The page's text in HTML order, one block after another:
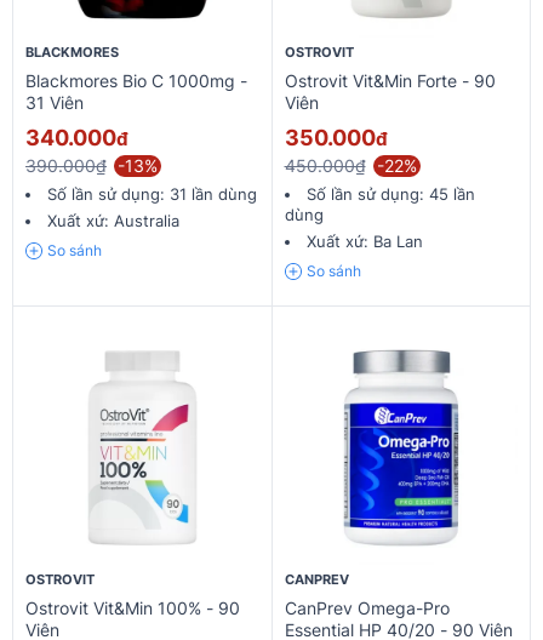
BLACKMORES
Blackmores Bio C 1000mg -
31 Viên
340.000đ
390.000₫ -13%
Số lần sử dụng: 31 lần dùng
Xuất xứ: Australia
So sánh
OSTROVIT
Ostrovit Vit&Min Forte - 90
Viên
350.000đ
450.000₫ -22%
Số lần sử dụng: 45 lần
dùng
Xuất xứ: Ba Lan
So sánh
OSTROVIT
Ostrovit Vit&Min 100% - 90
Viên
CANPREV
CanPrev Omega-Pro
Essential HP 40/20 - 90 Viên